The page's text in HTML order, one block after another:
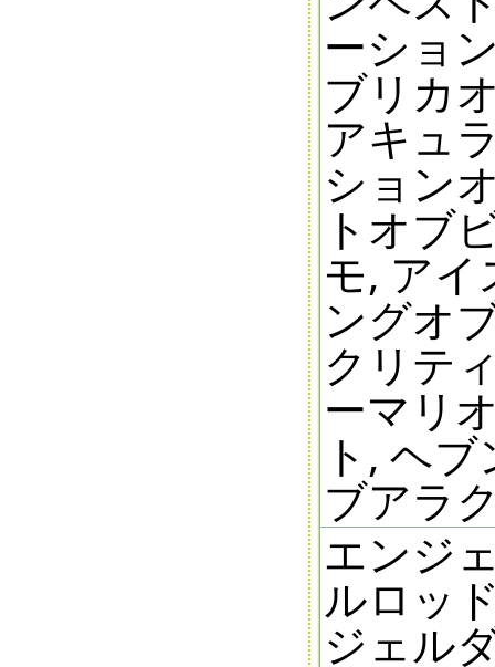
ーショ
ブリカ
アキュ
ション
トオブ
モ, ア
ングオ
クリテ
ーマリ
ト, ヘ
ブアラ
エンジ
ルロッ
ジェル